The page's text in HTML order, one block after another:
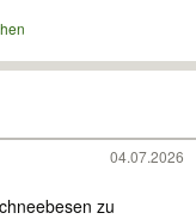
04.07.2026
zu